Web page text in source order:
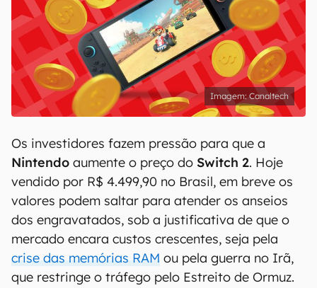
Canaltech
Os investidores fazem pressão para que a
Nintendo aumente o preço do Switch 2. Hoje
vendido por R$ 4.499,90 no Brasil, em breve os
valores podem saltar para atender os anseios
dos engravatados, sob a justificativa de que o
mercado encara custos crescentes, seja pela
crise das memórias RAM ou pela guerra no Irã,
que restringe o tráfego pelo Estreito de Ormuz.